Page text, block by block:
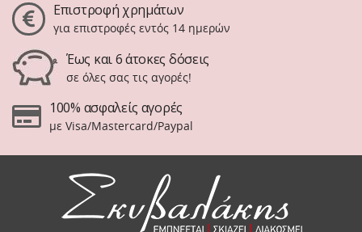
Επιστροφή χρημάτων
για επιστροφές εντός 14 ημερών
Έως και 6 άτοκες δόσεις
σε όλες σας τις αγορές!
100% ασφαλείς αγορές
με Visa/Mastercard/Paypal